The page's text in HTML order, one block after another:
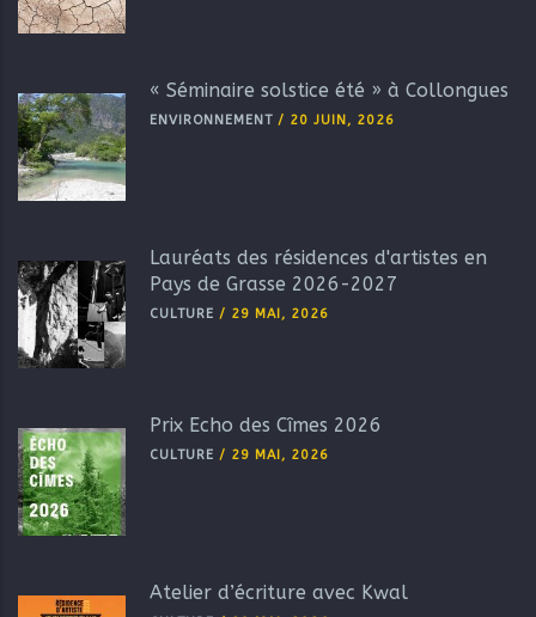
« Séminaire solstice été » à Collongues
ENVIRONNEMENT / 20 JUIN, 2026
Lauréats des résidences d'artistes en
Pays de Grasse 2026-2027
CULTURE / 29 MAI, 2026
Prix Echo des Cîmes 2026
CULTURE / 29 MAI, 2026
Atelier d’écriture avec Kwal